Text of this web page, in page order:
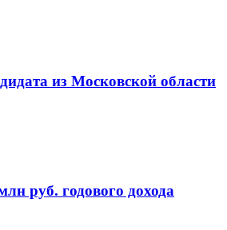
из Московской области
руб. годового дохода